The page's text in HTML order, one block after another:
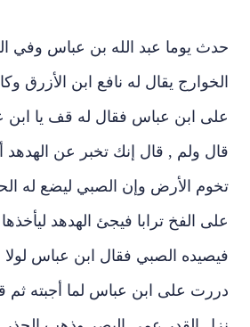
حدث يوما عبد الله بن عباس وفي
الخوارج يقال له نافع ابن الأزرق
على ابن عباس فقال له قف يا ابن
قال ولم , قال إنك تخبر عن الهدهد
تخوم الأرض وإن الصبي ليضع له
على الفخ ترابا فيجئ الهدهد
فيصيده الصبي فقال ابن عباس
دررت على ابن عباس لما أجبته ثم